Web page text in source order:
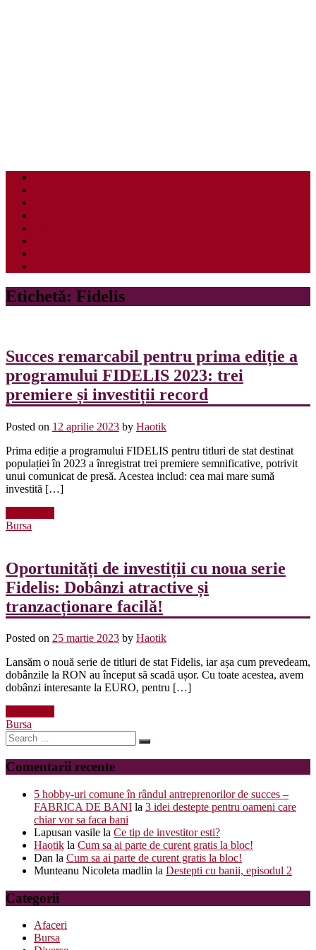
Etichetă: Fidelis
Succes remarcabil pentru prima ediție a
programului FIDELIS 2023: trei
premiere și investiții record
Posted on 12 aprilie 2023 by Haotik
Prima ediție a programului FIDELIS pentru titluri de stat destinat
populației în 2023 a înregistrat trei premiere semnificative, potrivit
unui comunicat de presă. Acestea includ: cea mai mare sumă
investită […]
Bursa
Oportunități de investiții cu noua serie
Fidelis: Dobânzi atractive și
tranzacționare facilă!
Posted on 25 martie 2023 by Haotik
Lansăm o nouă serie de titluri de stat Fidelis, iar așa cum prevedeam,
dobânzile la RON au început să scadă ușor. Cu toate acestea, avem
dobânzi interesante la EURO, pentru […]
Bursa
Search
for:
Comentarii recente
5 hobby-uri comune în rândul antreprenorilor de succes –
FABRICA DE BANI la 3 idei destepte pentru oameni care
chiar vor sa faca bani
Lapusan vasile la Ce tip de investitor esti?
Haotik la Cum sa ai parte de curent gratis la bloc!
Dan la Cum sa ai parte de curent gratis la bloc!
Munteanu Nicoleta madlin la Destepti cu banii, episodul 2
Categorii
Afaceri
Bursa